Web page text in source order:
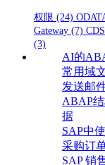
权限 (24)
Gateway (7) CDS
(3)
AI的
常用域
发送邮
ABAP
据
SAP中
采购订
SAP 销